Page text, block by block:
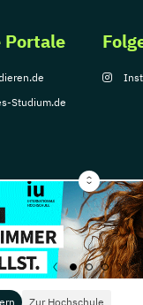
Zur Hochschule
Portale
Studium.de
Media GmbH
Datenschutzerklärung